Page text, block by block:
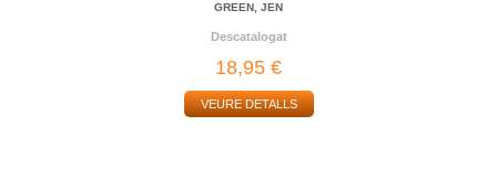
GREEN, JEN
Descatalogat
18,95 €
VEURE DETALLS